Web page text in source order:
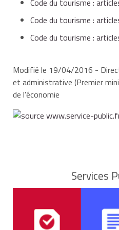
lagarantie financière
l'assurance de
l'immatriculation est
Atout France - Agence de
de la France
Les formulaires
figurer dans la
Code du tourisme :
Code du tourisme :
Code du tourisme :
Modifié le 19/04/2016 -
et administrative (Premier
de l'économie
Services